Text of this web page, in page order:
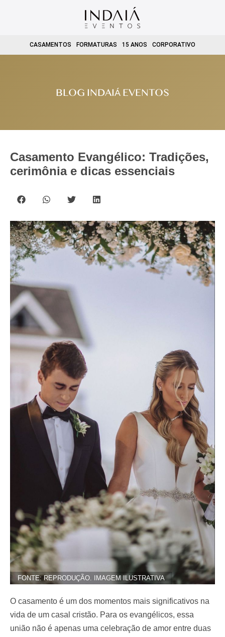
CASAMENTOS FORMATURAS 15 ANOS CORPORATIVO
BLOG INDAIÁ EVENTOS
Casamento Evangélico: Tradições,
cerimônia e dicas essenciais
FONTE: REPRODUÇÃO. IMAGEM ILUSTRATIVA
O casamento é um dos momentos mais significativos na
vida de um casal cristão. Para os evangélicos, essa
união não é apenas uma celebração de amor entre duas